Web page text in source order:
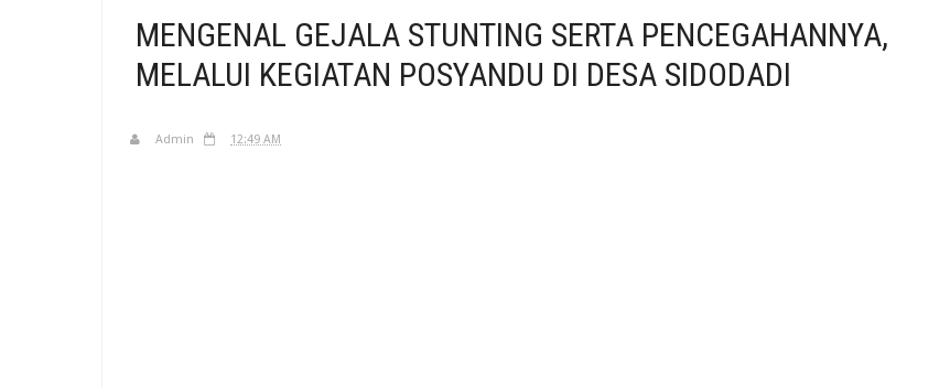
MENGENAL GEJALA STUNTING SERTA PENCEGAHANNYA,
MELALUI KEGIATAN POSYANDU DI DESA SIDODADI
Admin 12:49 AM